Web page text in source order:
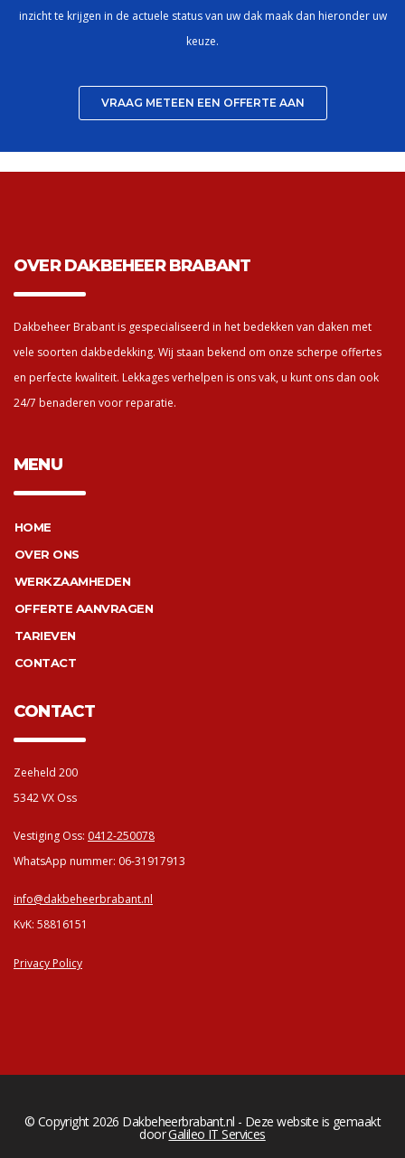
inzicht te krijgen in de actuele status van uw dak maak dan hieronder uw
keuze.
VRAAG METEEN EEN OFFERTE AAN
OVER DAKBEHEER BRABANT
Dakbeheer Brabant is gespecialiseerd in het bedekken van daken met
vele soorten dakbedekking. Wij staan bekend om onze scherpe offertes
en perfecte kwaliteit. Lekkages verhelpen is ons vak, u kunt ons dan ook
24/7 benaderen voor reparatie.
MENU
HOME
OVER ONS
WERKZAAMHEDEN
OFFERTE AANVRAGEN
TARIEVEN
CONTACT
CONTACT
Zeeheld 200
5342 VX Oss
Vestiging Oss: 0412-250078
WhatsApp nummer: 06-31917913
info@dakbeheerbrabant.nl
KvK: 58816151
Privacy Policy
© Copyright 2026 Dakbeheerbrabant.nl - Deze website is gemaakt
doorGalileo IT Services